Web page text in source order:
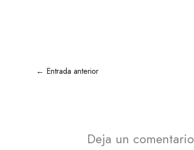
← Entrada anterior
Deja un comentario